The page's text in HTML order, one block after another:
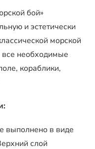
бой»
и эстетически
морской
необходимые
кораблики,
выполнено в виде
слой